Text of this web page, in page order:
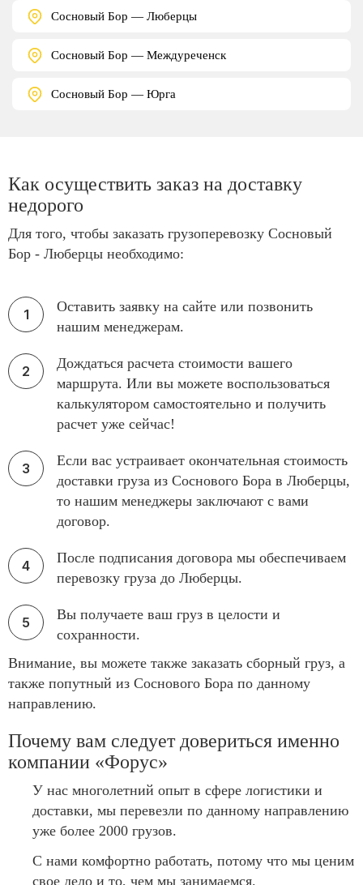
Сосновый Бор — Люберцы
Сосновый Бор — Междуреченск
Сосновый Бор — Юрга
Как осуществить заказ на доставку
недорого
Для того, чтобы заказать грузоперевозку Сосновый
Бор - Люберцы необходимо:
Оставить заявку на сайте или позвонить
нашим менеджерам.
Дождаться расчета стоимости вашего
маршрута. Или вы можете воспользоваться
калькулятором самостоятельно и получить
расчет уже сейчас!
Если вас устраивает окончательная стоимость
доставки груза из Соснового Бора в Люберцы,
то нашим менеджеры заключают с вами
договор.
После подписания договора мы обеспечиваем
перевозку груза до Люберцы.
Вы получаете ваш груз в целости и
сохранности.
Внимание, вы можете также заказать сборный груз, а
также попутный из Соснового Бора по данному
направлению.
Почему вам следует довериться именно
компании «Форус»
У нас многолетний опыт в сфере логистики и
доставки, мы перевезли по данному направлению
уже более 2000 грузов.
С нами комфортно работать, потому что мы ценим
свое дело и то, чем мы занимаемся.